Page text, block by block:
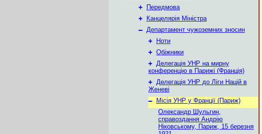
+
Передмова
+
Канцелярія Міністра
– Департамент чужоземних зносин
+
Ноти
+ Обіжники
+ Делегація УНР на мирну
конференцію в Парижі (Франція)
+ Делегація УНР до Ліги Націй в
Женеві
–
Місія УНР у Франції (Париж)
Олександр Шульгин,
справоздання Андрію
Ніковському, Париж, 15 березня